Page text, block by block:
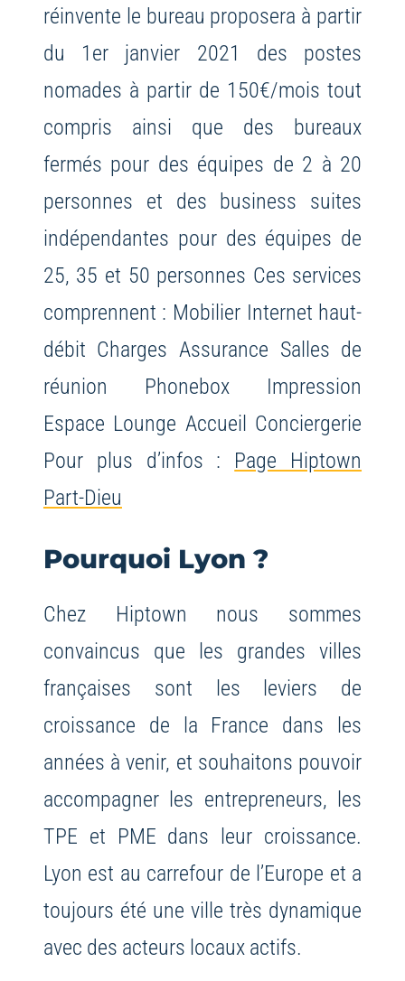
réinvente le bureau proposera à partir
du 1er janvier 2021 des postes
nomades à partir de 150€/mois tout
compris ainsi que des bureaux
fermés pour des équipes de 2 à 20
personnes et des business suites
indépendantes pour des équipes de
25, 35 et 50 personnes Ces services
comprennent : Mobilier Internet haut-
débit Charges Assurance Salles de
réunion Phonebox Impression
Espace Lounge Accueil Conciergerie
Pour plus d’infos : Page Hiptown
Part-Dieu
Pourquoi Lyon ?
Chez Hiptown nous sommes
convaincus que les grandes villes
françaises sont les leviers de
croissance de la France dans les
années à venir, et souhaitons pouvoir
accompagner les entrepreneurs, les
TPE et PME dans leur croissance.
Lyon est au carrefour de l’Europe et a
toujours été une ville très dynamique
avec des acteurs locaux actifs.